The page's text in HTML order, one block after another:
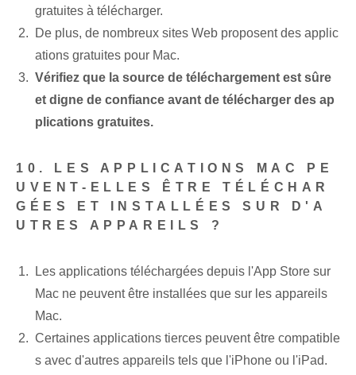
gratuites à télécharger.
De plus, de nombreux sites Web proposent des applic
ations gratuites pour Mac.
Vérifiez que la source de téléchargement est sûre
et digne de confiance avant de télécharger des ap
plications gratuites.
10. LES APPLICATIONS MAC PE
UVENT-ELLES ÊTRE TÉLÉCHAR
GÉES ET INSTALLÉES SUR D'A
UTRES APPAREILS ?
Les applications téléchargées depuis l'App Store sur
Mac ne peuvent être installées que sur les appareils
Mac.
Certaines applications tierces peuvent être compatible
s avec d'autres appareils tels que l'iPhone ou l'iPad.